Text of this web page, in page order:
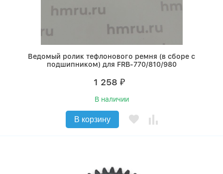
Ведомый ролик тефлонового ремня (в сборе с
подшипником) для FRB-770/810/980
1 258 ₽
В наличии
В корзину